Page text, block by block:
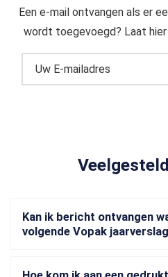
Een e-mail ontvangen als er
wordt toegevoegd? Laat
Kan ik bericht ontvangen
volgende Vopak